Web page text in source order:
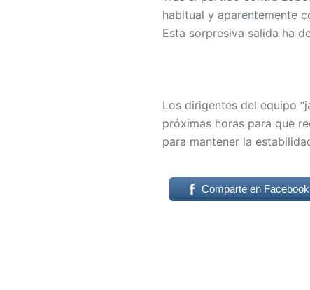
habitual y aparentemente
Esta sorpresiva salida ha
Los dirigentes del equipo
próximas horas para que
para mantener la
Comparte en Facebook